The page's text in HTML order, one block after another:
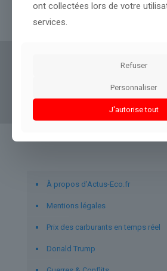
offre un accès
informations politiques,
boursières, décryptées
À propos d’Actus-Eco.fr
Mentions légales
Prix des carburants en temps réel
Donald Trump
ont collectées lors de votre
services.
Refuser
Personnaliser
J'autorise tout